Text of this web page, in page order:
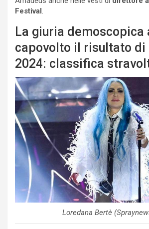
Festival .
La giuria demoscopica
capovolto il risultato di
2024: classifica
Loredana Bertè